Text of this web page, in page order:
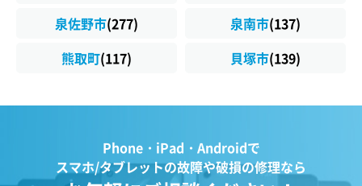
泉佐野市(277) 泉南市(137)
熊取町(117) 貝塚市(139)
Phone・iPad・Androidで
スマホ/タブレットの故障や破損の修理なら